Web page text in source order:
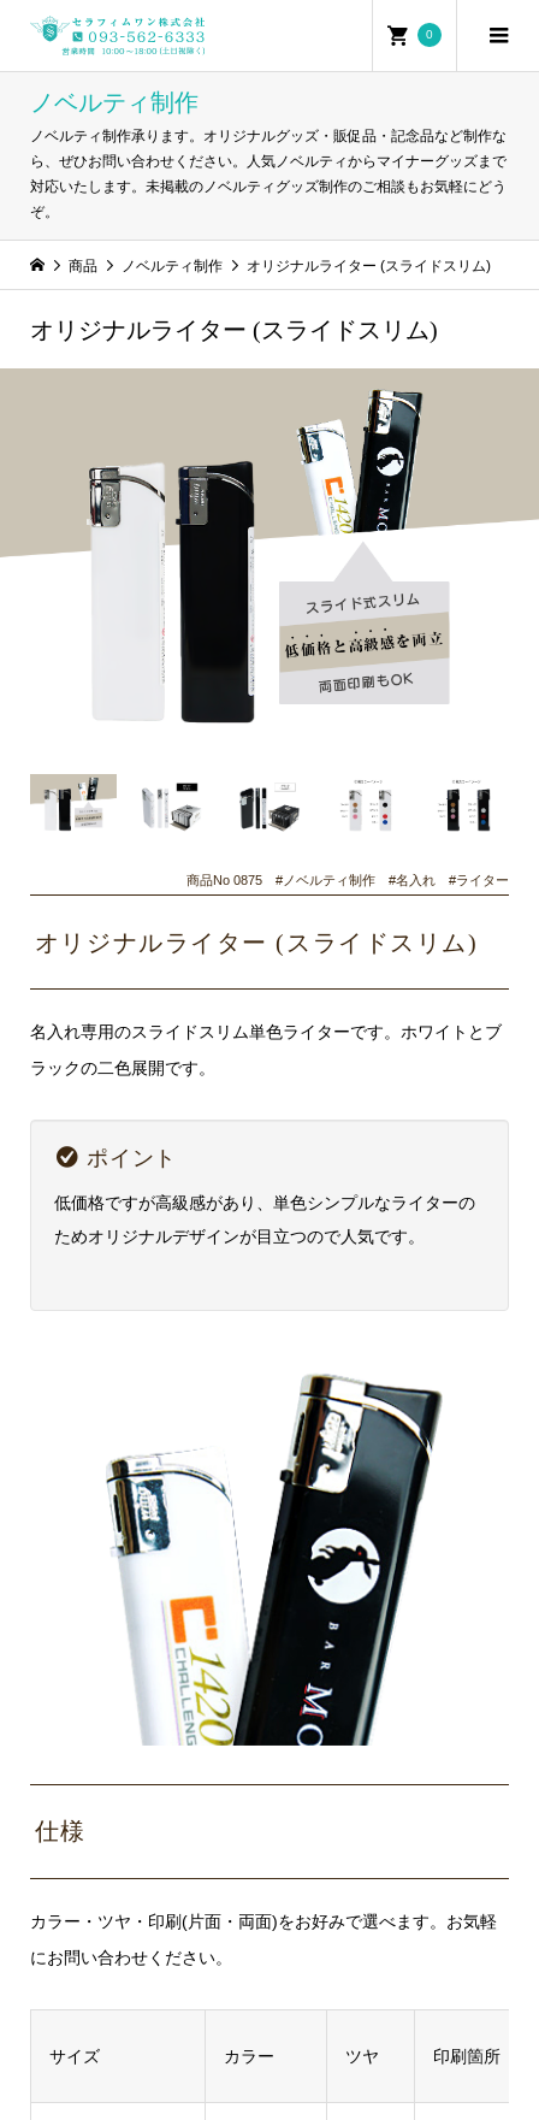
0
ノベルティ制作
ノベルティ制作承ります。オリジナルグッズ・販促品・記念品など制作な
ら、ぜひお問い合わせください。人気ノベルティからマイナーグッズまで
対応いたします。未掲載のノベルティグッズ制作のご相談もお気軽にどう
ぞ。
商品 ノベルティ制作 オリジナルライター (スライドスリム)
オリジナルライター (スライドスリム)
商品No 0875 #ノベルティ制作 #名入れ #ライター
オリジナルライター (スライドスリム)
名入れ専用のスライドスリム単色ライターです。ホワイトとブ
ラックの二色展開です。
ポイント
低価格ですが高級感があり、単色シンプルなライターの
ためオリジナルデザインが目立つので人気です。
仕様
カラー・ツヤ・印刷(片面・両面)をお好みで選べます。お気軽
にお問い合わせください。
サイズ カラー ツヤ 印刷箇所